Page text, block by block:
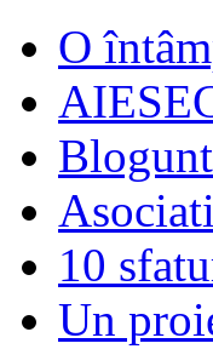
O
10
Un